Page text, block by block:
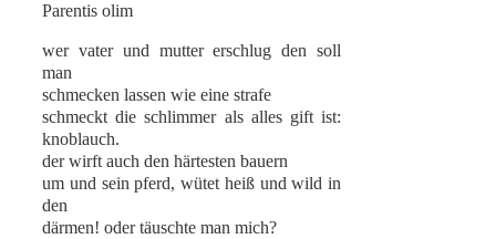
Parentis olim
wer vater und mutter erschlug den soll
man
schmecken lassen wie eine strafe
schmeckt die schlimmer als alles gift ist:
knoblauch.
der wirft auch den härtesten bauern
um und sein pferd, wütet heiß und wild in
den
därmen! oder täuschte man mich?